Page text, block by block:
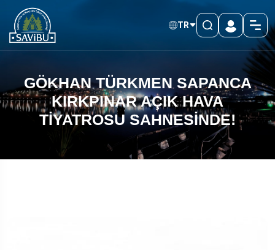
TR
GÖKHAN TÜRKMEN SAPANCA
KIRKPINAR AÇIK HAVA
TİYATROSU SAHNESİNDE!